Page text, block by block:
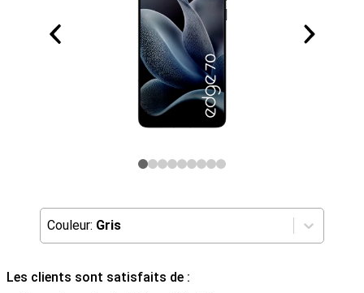
Couleur: Gris
Les clients sont satisfaits de :